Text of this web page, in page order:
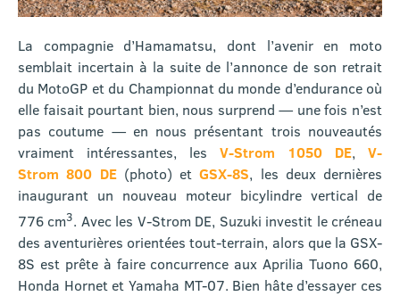
La compagnie d’Hamamatsu, dont l’avenir en moto
semblait incertain à la suite de l’annonce de son retrait
du MotoGP et du Championnat du monde d’endurance où
elle faisait pourtant bien, nous surprend — une fois n’est
pas coutume — en nous présentant trois nouveautés
vraiment intéressantes, les V-Strom 1050 DE, V-
Strom 800 DE(photo) etGSX-8S, les deux dernières
inaugurant un nouveau moteur bicylindre vertical de
776 cm3. Avec les V-Strom DE, Suzuki investit le créneau
des aventurières orientées tout-terrain, alors que la GSX-
8S est prête à faire concurrence aux Aprilia Tuono 660,
Honda Hornet et Yamaha MT-07. Bien hâte d’essayer ces